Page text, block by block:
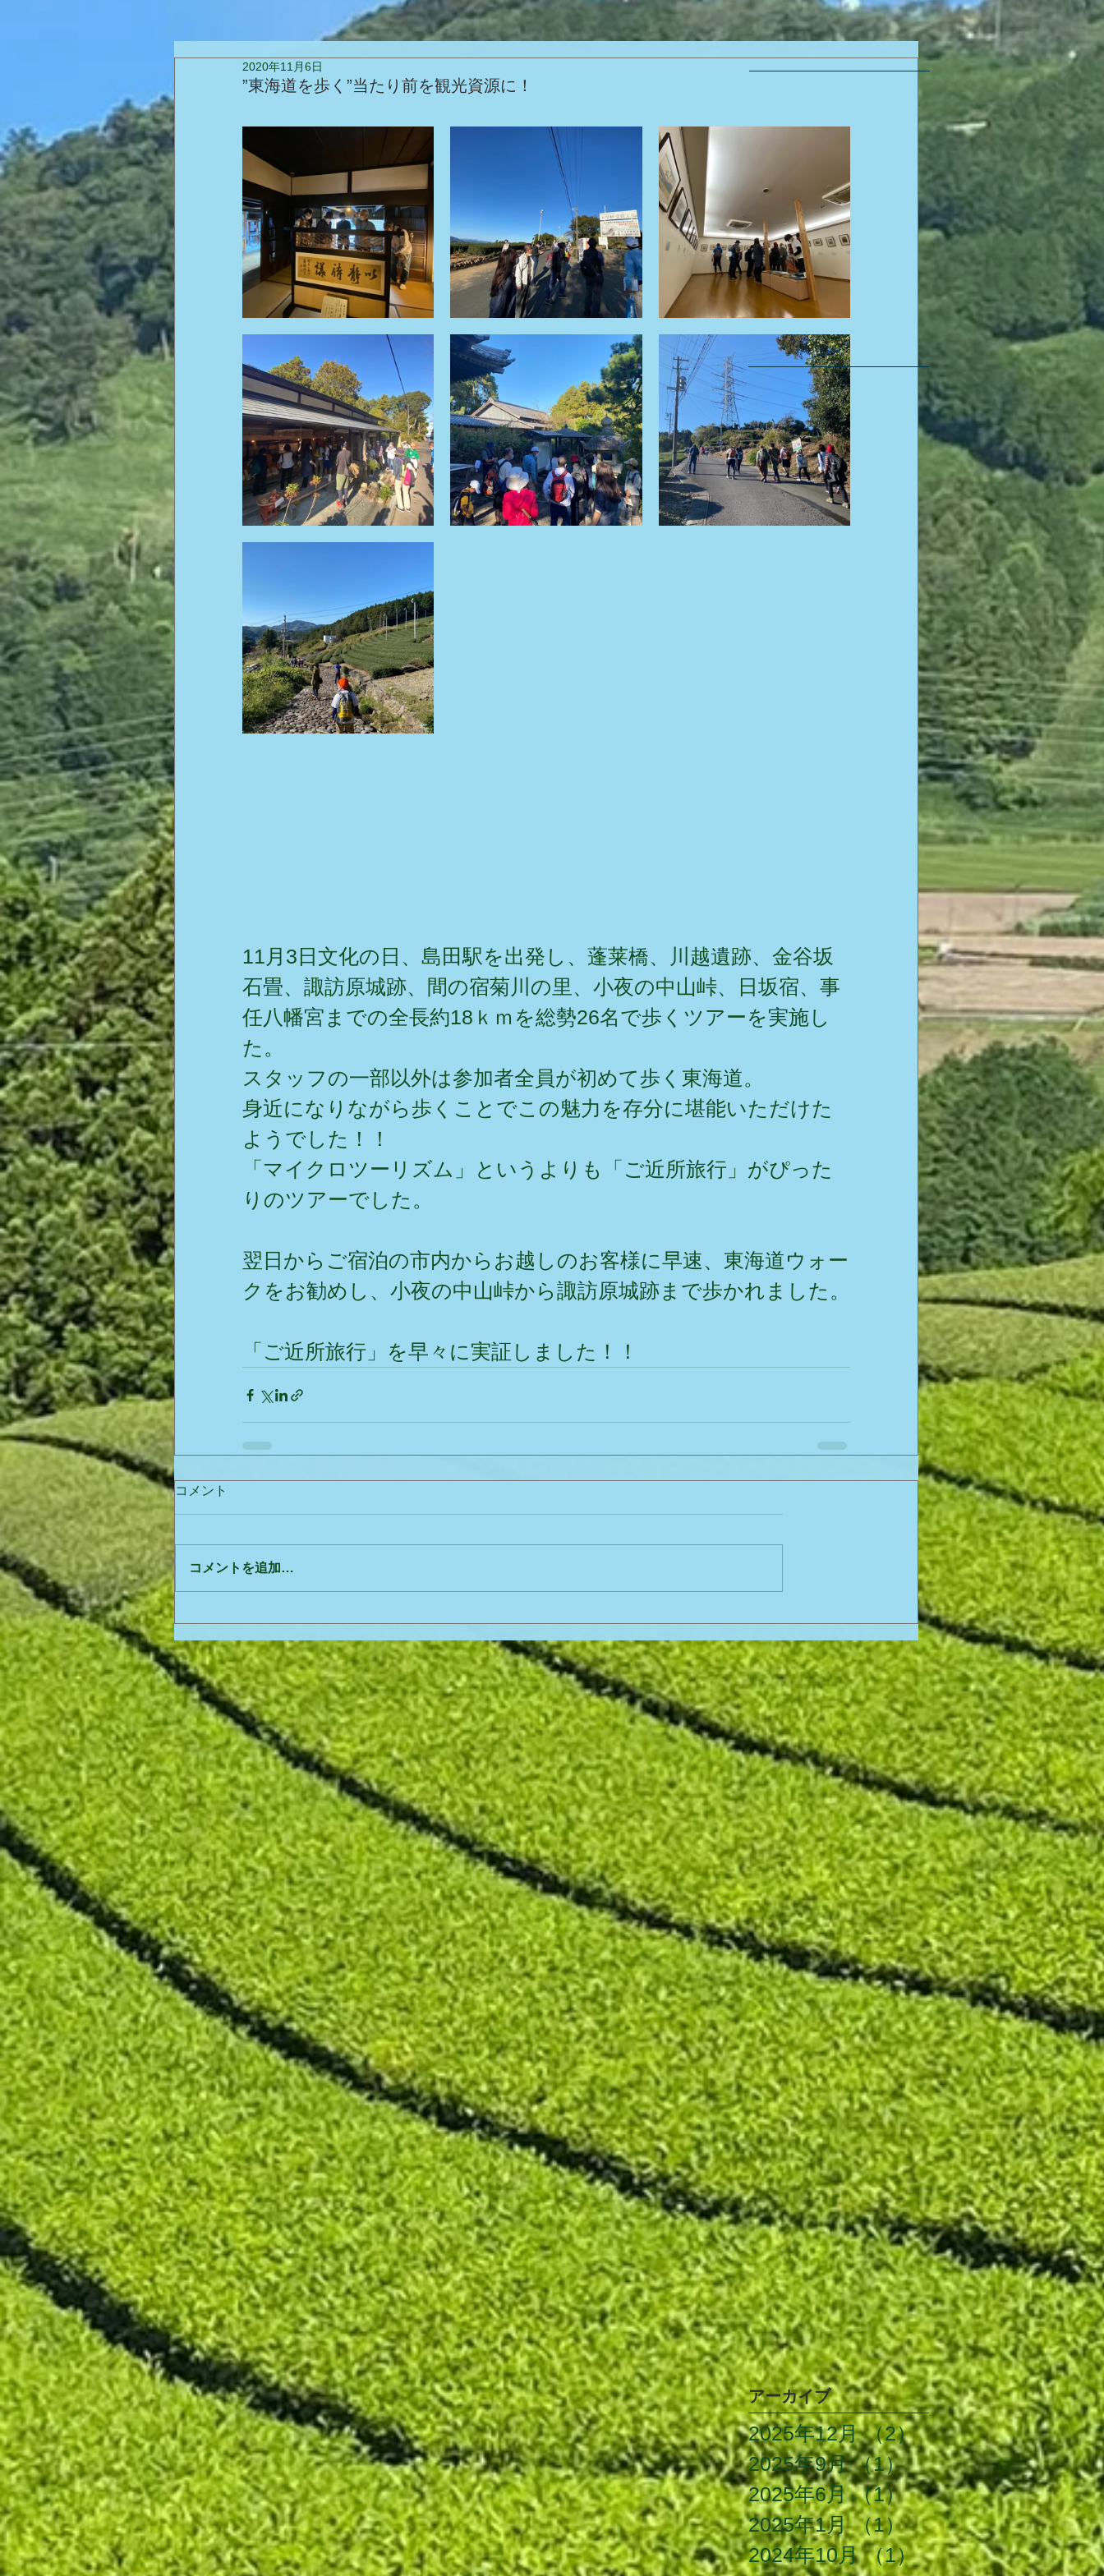
”東海道を歩く”当たり前を観光資源に！
2020年11月6日
11月3日文化の日、島田駅を出発し、蓬莱橋、川越遺跡、金谷坂
石畳、諏訪原城跡、間の宿菊川の里、小夜の中山峠、日坂宿、事
任八幡宮までの全長約18ｋｍを総勢26名で歩くツアーを実施し
た。
スタッフの一部以外は参加者全員が初めて歩く東海道。
身近になりながら歩くことでこの魅力を存分に堪能いただけた
ようでした！！
「マイクロツーリズム」というよりも「ご近所旅行」がぴった
りのツアーでした。
翌日からご宿泊の市内からお越しのお客様に早速、東海道ウォー
クをお勧めし、小夜の中山峠から諏訪原城跡まで歩かれました。
「ご近所旅行」を早々に実証しました！！
コメント
コメントを追加…
アーカイブ
2025年12月 （2）2件の記事
2025年9月 （1）1件の記事
2025年6月 （1）1件の記事
2025年1月 （1）1件の記事
2024年10月 （1）1件の記事